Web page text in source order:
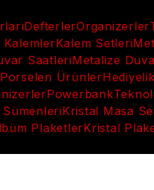
DefterlerOrganizerler
KalemlerKalem Setleri
SaatleriMetalize
Ürünler
Powerbank
Kristal Masa
PlaketlerKristal